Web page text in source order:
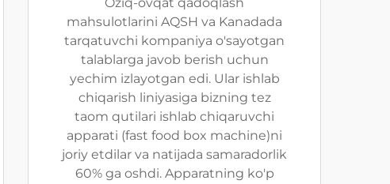
mahsulotlarini AQSH va Kanadada
tarqatuvchi kompaniya o'sayotgan
talablarga javob berish uchun
yechim izlayotgan edi. Ular ishlab
chiqarish liniyasiga bizning tez
taom qutilari ishlab chiqaruvchi
apparati (fast food box machine)ni
joriy etdilar va natijada samaradorlik
60% ga oshdi. Apparatning ko'p